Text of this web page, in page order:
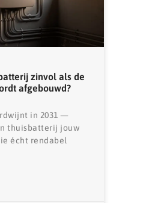
zinvol als de
afgebouwd?
in 2031 —
thuisbatterij jouw
écht rendabel